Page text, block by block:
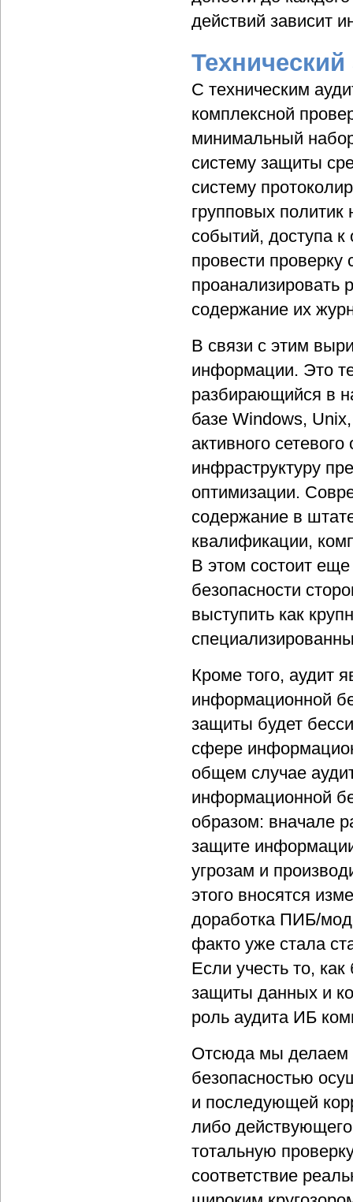
действий зависит
Технический
С техническим
комплексной
минимальный
систему защиты
систему
групповых
событий, доступа к
провести проверку
проанализировать
содержание их
В связи с этим
информации. Это
разбирающийся в
базе Windows,
активного
инфраструктуру
оптимизации.
содержание в
квалификации,
В этом состоит
безопасности
выступить как
Кроме того, аудит
информационной
защиты будет
сфере
общем случае
информационной
образом: вначале
защите
угрозам и
этого вносятся
доработка ПИБ/
факто уже стала
Если учесть то,
защиты данных и
роль аудита ИБ
Отсюда мы делаем
безопасностью
и последующей
либо
тотальную
соответствие